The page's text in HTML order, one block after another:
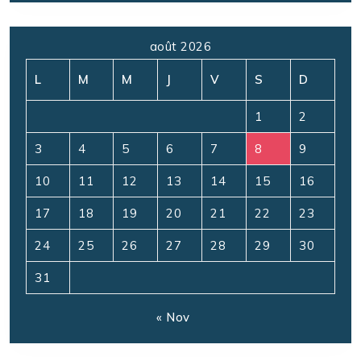
août 2026
L M M J V S D
1 2
3 4 5 6 7 8 9
10 11 12 13 14 15 16
17 18 19 20 21 22 23
24 25 26 27 28 29 30
31
« Nov